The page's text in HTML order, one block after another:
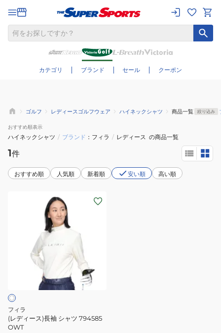
カテゴリ ブランド セール クーポン
さらに絞り込む
ゴルフ レディースゴルフウェア ハイネックシャツ 商品一覧 絞り込み
おすすめ順表示
ハイネックシャツ / ブランド フィラ / レディース の商品一覧
1件
おすすめ順 人気順 新着順 安い順 高い順
ャ
ツ
794585
OWT
フィラ
(レディース)長袖 シャツ 794585
OWT